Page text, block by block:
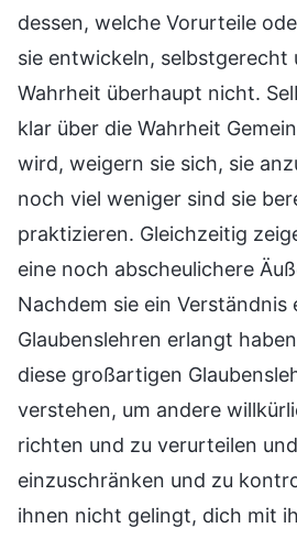
dessen, welche Vorurteile
sie entwickeln, selbstgerecht
Wahrheit überhaupt nicht.
klar über die Wahrheit
wird, weigern sie sich, sie
noch viel weniger sind sie
praktizieren. Gleichzeitig
eine noch abscheulichere
Nachdem sie ein Verständnis
Glaubenslehren erlangt
diese großartigen
verstehen, um andere
richten und zu verurteilen
einzuschränken und zu
ihnen nicht gelingt, dich mit